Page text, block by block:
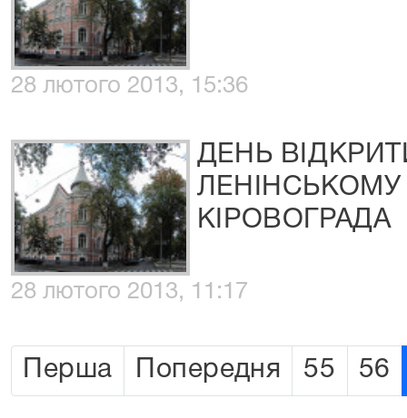
28 лютого 2013, 15:36
ДЕНЬ
КІРОВОГРАДА
28 лютого 2013, 11:17
Перша Попередня 55 56